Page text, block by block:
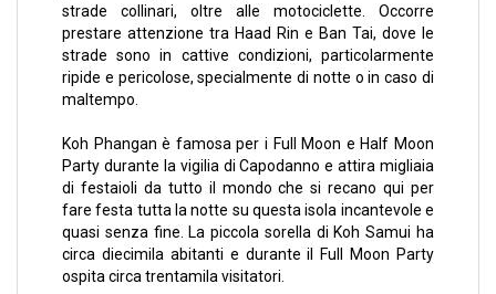
strade collinari, oltre alle motociclette. Occorre
prestare attenzione tra Haad Rin e Ban Tai, dove le
strade sono in cattive condizioni, particolarmente
ripide e pericolose, specialmente di notte o in caso di
maltempo.
Koh Phangan è famosa per i Full Moon e Half Moon
Party durante la vigilia di Capodanno e attira migliaia
di festaioli da tutto il mondo che si recano qui per
fare festa tutta la notte su questa isola incantevole e
quasi senza fine. La piccola sorella di Koh Samui ha
circa diecimila abitanti e durante il Full Moon Party
ospita circa trentamila visitatori.